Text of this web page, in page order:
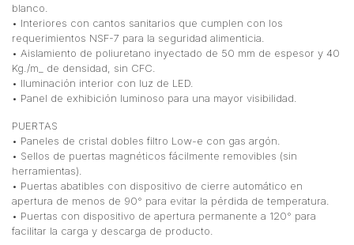
blanco.
• Interiores con cantos sanitarios que cumplen con los
requerimientos NSF-7 para la seguridad alimenticia.
• Aislamiento de poliuretano inyectado de 50 mm de espesor y 40
Kg./m_ de densidad, sin CFC.
• Iluminación interior con luz de LED.
• Panel de exhibición luminoso para una mayor visibilidad.
PUERTAS
• Paneles de cristal dobles filtro Low-e con gas argón.
• Sellos de puertas magnéticos fácilmente removibles (sin
herramientas).
• Puertas abatibles con dispositivo de cierre automático en
apertura de menos de 90° para evitar la pérdida de temperatura.
• Puertas con dispositivo de apertura permanente a 120° para
facilitar la carga y descarga de producto.